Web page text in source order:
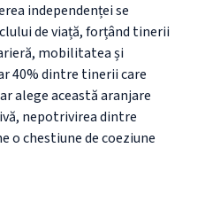
independenței se
de viață, forțând tinerii
mobilitatea și
40% dintre tinerii care
alege această aranjare
nepotrivirea dintre
o chestiune de coeziune